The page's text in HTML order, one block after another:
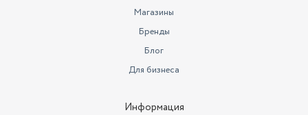
1080p
есть
встроенная
Магазины
Бренды
Блог
Для бизнеса
Информация